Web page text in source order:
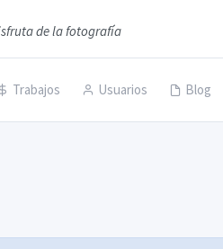
de la fotografía
Trabajos Usuarios Blog